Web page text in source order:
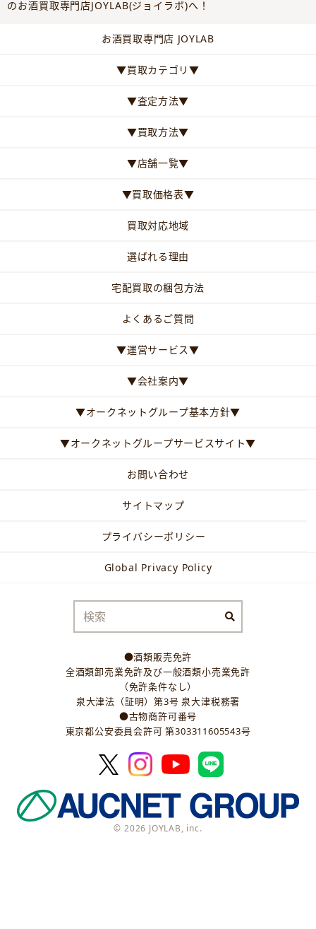
のお酒買取専門店JOYLAB(ジョイラボ)へ！
お酒買取専門店 JOYLAB
▼買取カテゴリ▼
▼査定方法▼
▼買取方法▼
▼店舗一覧▼
▼買取価格表▼
買取対応地域
選ばれる理由
宅配買取の梱包方法
よくあるご質問
▼運営サービス▼
▼会社案内▼
▼オークネットグループ基本方針▼
▼オークネットグループサービスサイト▼
お問い合わせ
サイトマップ
プライバシーポリシー
Global Privacy Policy
●酒類販売免許
全酒類卸売業免許及び一般酒類小売業免許
（免許条件なし）
泉大津法（証明）第3号 泉大津税務署
●古物商許可番号
東京都公安委員会許可 第303311605543号
© 2026 JOYLAB, inc.